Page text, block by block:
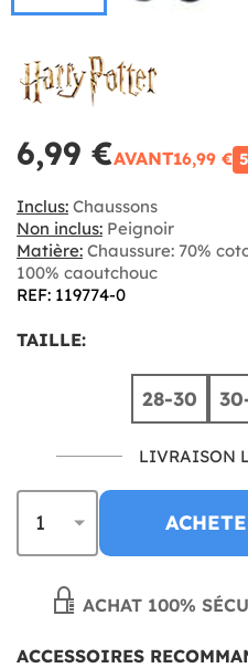
6,99 €AVANT16,99 €
Inclus: Chaussons
Non inclus: Peignoir
Matière: Chaussure: 70%
100% caoutchouc
REF: 119774-0
TAILLE:
28-30
LIVRAISON
ACHAT 100%
ACCESSOIRES